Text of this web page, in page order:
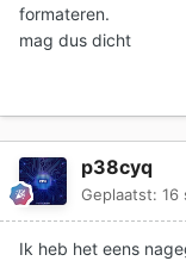
formateren.
mag dus dicht
p38cyq
Geplaatst: 16
Ik heb het eens